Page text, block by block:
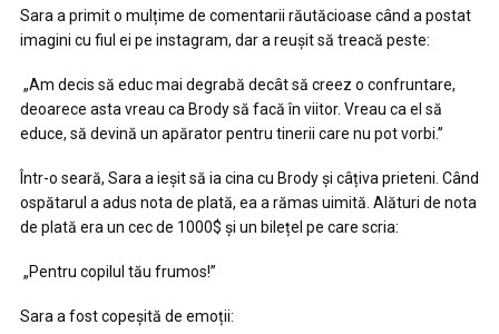
Sara a primit o mulțime de comentarii răutăcioase când a postat
imagini cu fiul ei pe instagram, dar a reușit să treacă peste:
„Am decis să educ mai degrabă decât să creez o confruntare,
deoarece asta vreau ca Brody să facă în viitor. Vreau ca el să
educe, să devină un apărator pentru tinerii care nu pot vorbi.”
Într-o seară, Sara a ieșit să ia cina cu Brody și câțiva prieteni. Când
ospătarul a adus nota de plată, ea a rămas uimită. Alături de nota
de plată era un cec de 1000$ și un bilețel pe care scria:
„Pentru copilul tău frumos!”
Sara a fost copeșită de emoții: